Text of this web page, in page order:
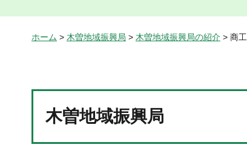
ホーム > 木曽地域振興局 > 木曽地域振興局の紹介 > 商
木曽地域振興局